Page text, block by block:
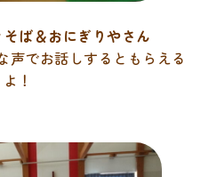
ば＆おにぎりやさん
声でお話しするともらえる
よ！